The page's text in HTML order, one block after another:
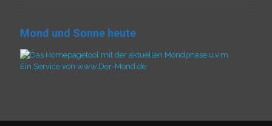
Mond und Sonne heute
Ein Service von www.Der-Mond.de